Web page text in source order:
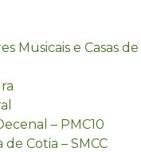
Musicais e Casas de
– PMC10
Cotia – SMCC